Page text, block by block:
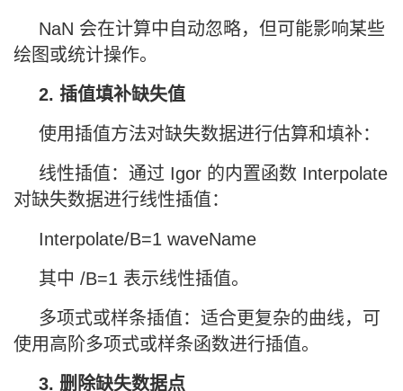
NaN 会在计算中自动忽略，但可能影响某些
绘图或统计操作。
2. 插值填补缺失值
使用插值方法对缺失数据进行估算和填补：
线性插值：通过 Igor 的内置函数 Interpolate
对缺失数据进行线性插值：
Interpolate/B=1 waveName
其中 /B=1 表示线性插值。
多项式或样条插值：适合更复杂的曲线，可
使用高阶多项式或样条函数进行插值。
3. 删除缺失数据点